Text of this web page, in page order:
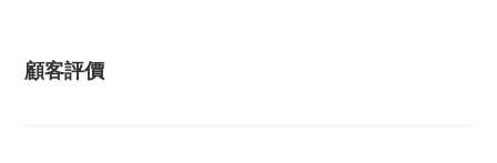
顧客評價